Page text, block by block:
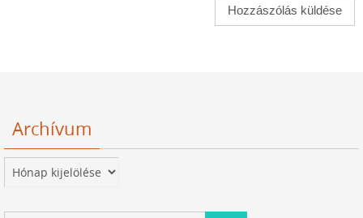
Archívum
Archívum